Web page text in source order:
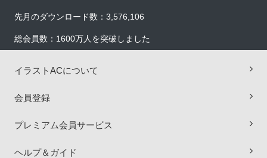
先月のダウンロード数：3,576,106
総会員数：1600万人を突破しました
イラストACについて
会員登録
プレミアム会員サービス
ヘルプ＆ガイド